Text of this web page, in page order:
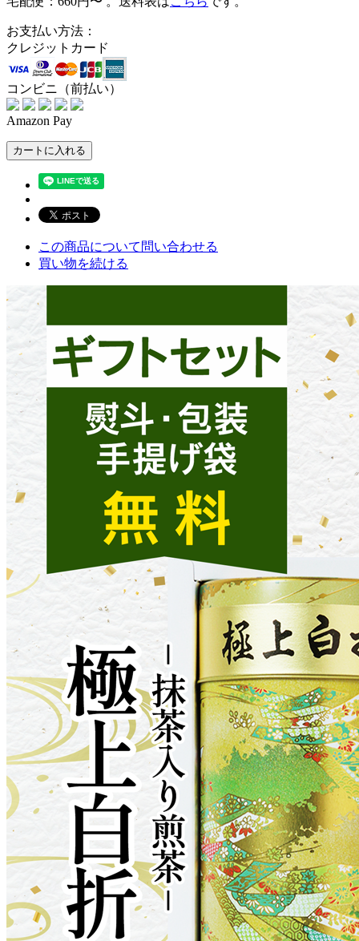
お支払い方法：
クレジットカード
コンビニ（前払い）
Amazon Pay
カートに入れる
この商品について問い合わせる
買い物を続ける